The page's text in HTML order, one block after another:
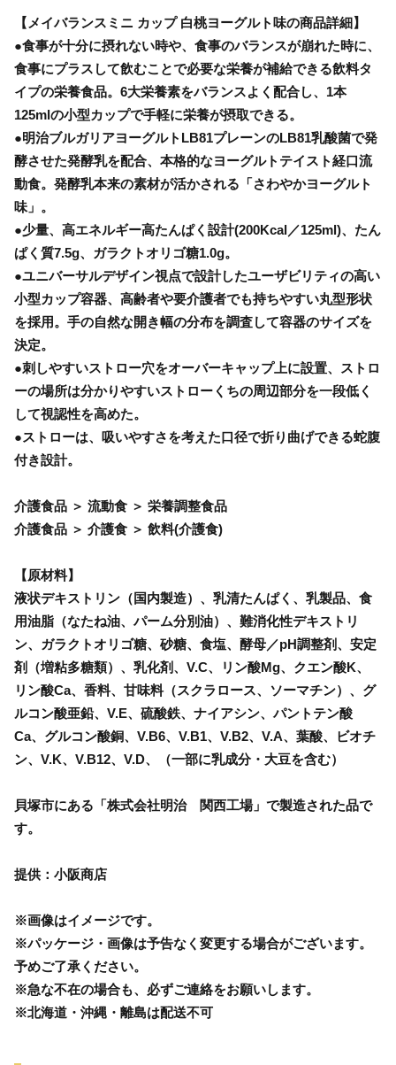
【メイバランスミニ カップ 白桃ヨーグルト味の商品詳細】
●食事が十分に摂れない時や、食事のバランスが崩れた時に、
食事にプラスして飲むことで必要な栄養が補給できる飲料タ
イプの栄養食品。6大栄養素をバランスよく配合し、1本
125mlの小型カップで手軽に栄養が摂取できる。
●明治ブルガリアヨーグルトLB81プレーンのLB81乳酸菌で発
酵させた発酵乳を配合、本格的なヨーグルトテイスト経口流
動食。発酵乳本来の素材が活かされる「さわやかヨーグルト
味」。
●少量、高エネルギー高たんぱく設計(200Kcal／125ml)、たん
ぱく質7.5g、ガラクトオリゴ糖1.0g。
●ユニバーサルデザイン視点で設計したユーザビリティの高い
小型カップ容器、高齢者や要介護者でも持ちやすい丸型形状
を採用。手の自然な開き幅の分布を調査して容器のサイズを
決定。
●刺しやすいストロー穴をオーバーキャップ上に設置、ストロ
ーの場所は分かりやすいストローくちの周辺部分を一段低く
して視認性を高めた。
●ストローは、吸いやすさを考えた口径で折り曲げできる蛇腹
付き設計。
介護食品 ＞ 流動食 ＞ 栄養調整食品
介護食品 ＞ 介護食 ＞ 飲料(介護食)
【原材料】
液状デキストリン（国内製造）、乳清たんぱく、乳製品、食
用油脂（なたね油、パーム分別油）、難消化性デキストリ
ン、ガラクトオリゴ糖、砂糖、食塩、酵母／pH調整剤、安定
剤（増粘多糖類）、乳化剤、V.C、リン酸Mg、クエン酸K、
リン酸Ca、香料、甘味料（スクラロース、ソーマチン）、グ
ルコン酸亜鉛、V.E、硫酸鉄、ナイアシン、パントテン酸
Ca、グルコン酸銅、V.B6、V.B1、V.B2、V.A、葉酸、ビオチ
ン、V.K、V.B12、V.D、（一部に乳成分・大豆を含む）
貝塚市にある「株式会社明治 関西工場」で製造された品で
す。
提供：小阪商店
※画像はイメージです。
※パッケージ・画像は予告なく変更する場合がございます。
予めご了承ください。
※急な不在の場合も、必ずご連絡をお願いします。
※北海道・沖縄・離島は配送不可